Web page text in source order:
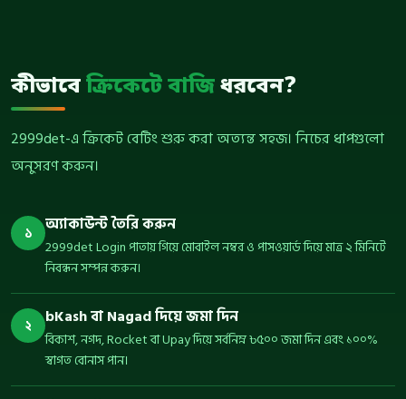
কীভাবেক্রিকেটে বাজিধরবেন?
2999det-এ ক্রিকেট বেটিং শুরু করা অত্যন্ত সহজ। নিচের ধাপগুলো
অনুসরণ করুন।
১ অ্যাকাউন্ট তৈরি করুন
2999det Login পাতায় গিয়ে মোবাইল নম্বর ও পাসওয়ার্ড দিয়ে মাত্র ২ মিনিটে
নিবন্ধন সম্পন্ন করুন।
২ bKash বা Nagad দিয়ে জমা দিন
বিকাশ, নগদ, Rocket বা Upay দিয়ে সর্বনিম্ন ৳৫০০ জমা দিন এবং ১০০%
স্বাগত বোনাস পান।